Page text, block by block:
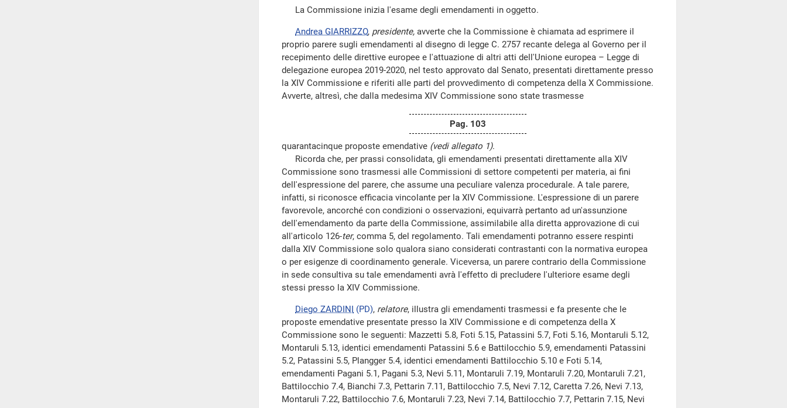
La Commissione inizia l'esame degli emendamenti in oggetto.
Andrea GIARRIZZO, presidente, avverte che la Commissione è chiamata ad esprimere il
proprio parere sugli emendamenti al disegno di legge C. 2757 recante delega al Governo per il
recepimento delle direttive europee e l'attuazione di altri atti dell'Unione europea – Legge di
delegazione europea 2019-2020, nel testo approvato dal Senato, presentati direttamente presso
la XIV Commissione e riferiti alle parti del provvedimento di competenza della X Commissione.
Avverte, altresì, che dalla medesima XIV Commissione sono state trasmesse
Pag. 103
quarantacinque proposte emendative (vedi allegato 1).
Ricorda che, per prassi consolidata, gli emendamenti presentati direttamente alla XIV
Commissione sono trasmessi alle Commissioni di settore competenti per materia, ai fini
dell'espressione del parere, che assume una peculiare valenza procedurale. A tale parere,
infatti, si riconosce efficacia vincolante per la XIV Commissione. L'espressione di un parere
favorevole, ancorché con condizioni o osservazioni, equivarrà pertanto ad un'assunzione
dell'emendamento da parte della Commissione, assimilabile alla diretta approvazione di cui
all'articolo 126-ter, comma 5, del regolamento. Tali emendamenti potranno essere respinti
dalla XIV Commissione solo qualora siano considerati contrastanti con la normativa europea
o per esigenze di coordinamento generale. Viceversa, un parere contrario della Commissione
in sede consultiva su tale emendamenti avrà l'effetto di precludere l'ulteriore esame degli
stessi presso la XIV Commissione.
Diego ZARDINI (PD), relatore, illustra gli emendamenti trasmessi e fa presente che le
proposte emendative presentate presso la XIV Commissione e di competenza della X
Commissione sono le seguenti: Mazzetti 5.8, Foti 5.15, Patassini 5.7, Foti 5.16, Montaruli 5.12,
Montaruli 5.13, identici emendamenti Patassini 5.6 e Battilocchio 5.9, emendamenti Patassini
5.2, Patassini 5.5, Plangger 5.4, identici emendamenti Battilocchio 5.10 e Foti 5.14,
emendamenti Pagani 5.1, Pagani 5.3, Nevi 5.11, Montaruli 7.19, Montaruli 7.20, Montaruli 7.21,
Battilocchio 7.4, Bianchi 7.3, Pettarin 7.11, Battilocchio 7.5, Nevi 7.12, Caretta 7.26, Nevi 7.13,
Montaruli 7.22, Battilocchio 7.6, Montaruli 7.23, Nevi 7.14, Battilocchio 7.7, Pettarin 7.15, Nevi